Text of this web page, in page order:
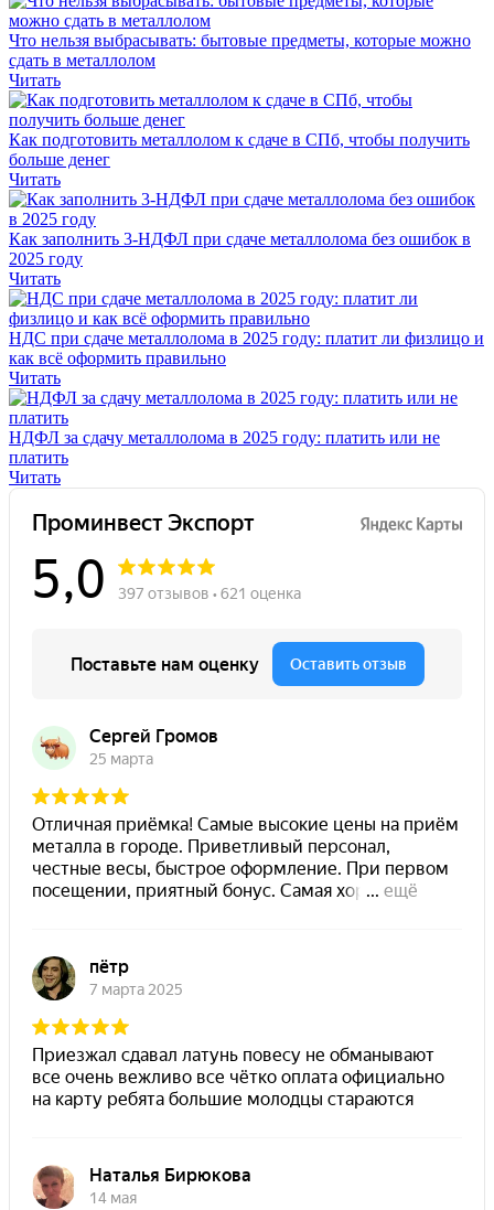
Что нельзя выбрасывать: бытовые предметы, которые можно
сдать в металлолом
Читать
Как подготовить металлолом к сдаче в СПб, чтобы получить
больше денег
Читать
Как заполнить 3-НДФЛ при сдаче металлолома без ошибок в
2025 году
Читать
НДС при сдаче металлолома в 2025 году: платит ли физлицо и
как всё оформить правильно
Читать
НДФЛ за сдачу металлолома в 2025 году: платить или не
платить
Читать